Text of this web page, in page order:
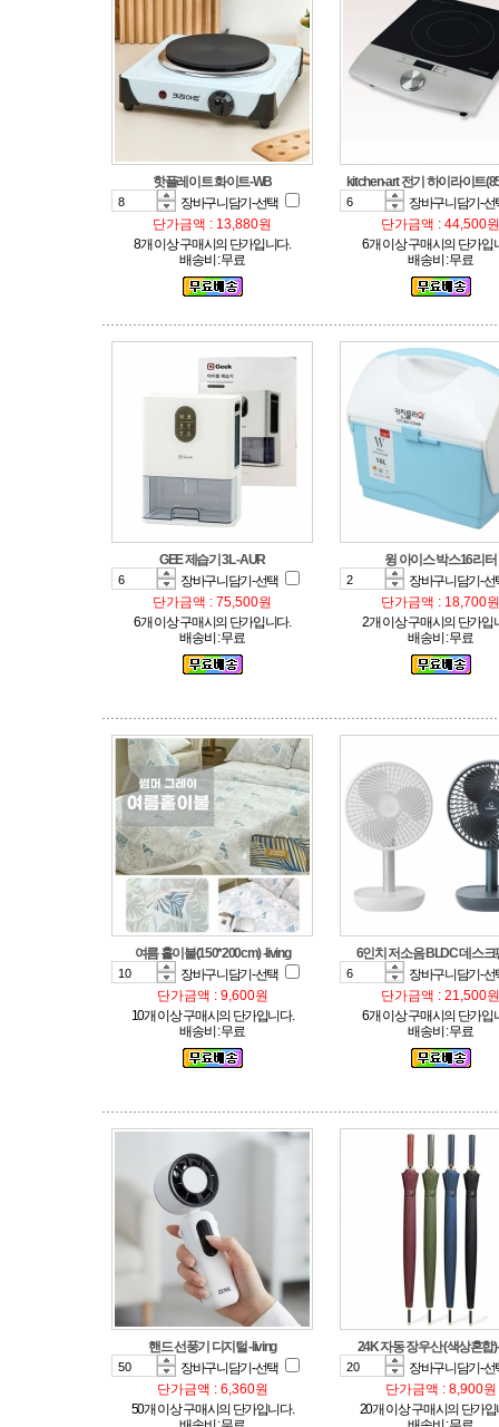
핫플레이트 화이트-WB
장바구니담기-선택
단가금액 : 13,880원
8개 이상 구매시의 단가입니다.
배송비 : 무료
kitchen-art 전기 하이라이트
장바구니담기-
단가금액 : 44,500원
6개 이상 구매시의 단가입
배송비 : 무료
GEE 제습기 3L -AUR
장바구니담기-선택
단가금액 : 75,500원
6개 이상 구매시의 단가입니다.
배송비 : 무료
윙 아이스 박스16리터
장바구니담기-
단가금액 : 18,700원
2개 이상 구매시의 단가입
배송비 : 무료
여름 홑이불(150*200cm) -living
장바구니담기-선택
단가금액 : 9,600원
10개 이상 구매시의 단가입니다.
배송비 : 무료
6인치 저소음 BLDC 데스크
장바구니담기-
단가금액 : 21,500원
6개 이상 구매시의 단가입
배송비 : 무료
핸드 선풍기 디지털 -living
장바구니담기-선택
단가금액 : 6,360원
50개 이상 구매시의 단가입니다.
24K 자동 장우산 (색상혼합
장바구니담기-
단가금액 : 8,900원
20개 이상 구매시의 단가입